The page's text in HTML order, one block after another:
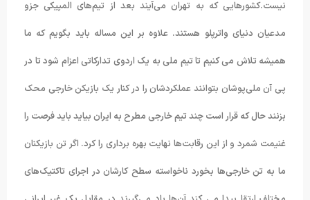
نیست.کشورهایی که به تهران می‌آیند بعد از تیم‌های المپیکی جزو
مدعیان دنیای واترپلو هستند. علاوه بر این مساله باید بگویم که ما
همیشه تلاش می کنیم تا تیم ملی به یک اردوی تدارکاتی اعزام شود تا در
پی آن ملی‌پوشان بتوانند عملکردشان را در کنار یک بازیکن خارجی محک
بزنند حال که قرار است چند تیم خارجی مطرح به ایران بیاید باید فرصت را
غنیمت شمرد و از این رقابت‌ها نهایت بهره برداری را کرد. اگر تن بازیکنان
ما به تن خارجی‌ها بخورد ناخواسته سطح کارشان در اجرای تاکتیک‌های